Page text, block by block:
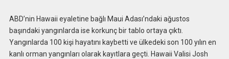
ABD’nin Hawaii eyaletine bağlı Maui Adası’ndaki ağustos
başındaki yangınlarda ise korkunç bir tablo ortaya çıktı.
Yangınlarda 100 kişi hayatını kaybetti ve ülkedeki son 100 yılın en
kanlı orman yangınları olarak kayıtlara geçti. Hawaii Valisi Josh